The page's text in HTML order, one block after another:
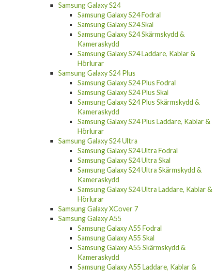
Samsung Galaxy S24
Samsung Galaxy S24 Fodral
Samsung Galaxy S24 Skal
Samsung Galaxy S24 Skärmskydd &
Kameraskydd
Samsung Galaxy S24 Laddare, Kablar &
Hörlurar
Samsung Galaxy S24 Plus
Samsung Galaxy S24 Plus Fodral
Samsung Galaxy S24 Plus Skal
Samsung Galaxy S24 Plus Skärmskydd &
Kameraskydd
Samsung Galaxy S24 Plus Laddare, Kablar &
Hörlurar
Samsung Galaxy S24 Ultra
Samsung Galaxy S24 Ultra Fodral
Samsung Galaxy S24 Ultra Skal
Samsung Galaxy S24 Ultra Skärmskydd &
Kameraskydd
Samsung Galaxy S24 Ultra Laddare, Kablar &
Hörlurar
Samsung Galaxy XCover 7
Samsung Galaxy A55
Samsung Galaxy A55 Fodral
Samsung Galaxy A55 Skal
Samsung Galaxy A55 Skärmskydd &
Kameraskydd
Samsung Galaxy A55 Laddare, Kablar &